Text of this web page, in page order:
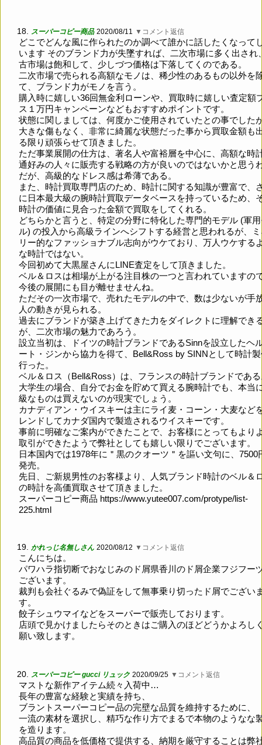
18. スーパーコピー商品 2020/08/11 ▼コメント返信
どこでどんな風に作られたのか調べて誰かに話したくなって
います そのブランド力が失墜すれば、二次市場に多く出され
古市場は飽和して、少しづつ価格は下落してくのである。
二次市場で売られる高額なモノは、稀少性のあるもの以外を
て、ブランド力がモノを言う。
購入時に嬉しい36回無金利ローンや、買取時に嬉しい査定額
ス１万円キャンペーンなどもおすすめポイントです。
状態に関しましては、何度かご使用されていたとの事でした
大きな傷もなく、非常に綺麗な状態だった事から買取金額も
る限り頑張らせて頂きました。
ただ事業展開の仕方は、著名人や富裕層を中心に、高額な時
通好みの人々に販売する戦略の方が良いのではないかと思う
だが、高級的なドレス感は希薄である。
また、時計買取専門店のため、時計に関する知識が豊富で、
に日本最大級の腕時計買取データベースを持っているため、
時計の価値に見合った金額で買取をしてくれる。
どちらかと言うと、特定の分野に特化した専門的モデル (軍
ル) の投入から高級ラインへシフトする経営と思われるが、
リー的なファッショナブル志向がウケており、万人ウケする
な時計ではない。
今回初めて大黒屋さんにLINE査定をして頂きました。
ベル＆ロスは相場が上がる注目株の一つと言われていますの
今後の展開にも目が離せませんね。
ただその一次市場で、売れたモデルの中で、数は少ないが手
人の動きが見られる。
過去にブランドが築き上げてきた力をダイレクトに理解でき
が、二次市場の魅力であろう。
設立当初は、ドイツの時計ブランドであるSinnを設立したヘ
ート・ジンから協力を得て、Bell&Ross by SINNとして時計
行った。
ベル＆ロス（Bell&Ross）は、フランスの時計ブランドであ
大学生の場合、自分でお金を貯めて買える腕時計でも、本当
級なものは買えないのが現実でしょう。
カナディアン・ウイスキーは主にライ麦・コーン・大麦など
レンドしてカナダ国内で製造されるウイスキーです。
事前に明確なご案内ができたことで、お客様にとってもより
取引ができたようで弊社としても嬉しい限りでございます。
日本国内では1978年に＂黒のクオーツ＂を謳い文句に、7500
発売。
先日、ご新規男性のお客様より、人気ブランド時計のベル＆
の時計を高価買取させて頂きました。
スーパーコピー商品 https://www.yutee007.com/protype/list-
225.html
19. かれっじ名無しさん 2020/08/12 ▼コメント返信
こんにちは。
パワハラ指切断でおなじみのド屑県香川のド屑企業フジフー
ございます。
裁判も会社ぐるみで偽証をして無事乗り切ったド屑でござい
す。
餃子シュウマイなどをスーパーで販売しております。
店頭で見かけましたらそのときはご購入のほどどうかよろし
願い致します。
20. スーパーコピー gucci リュック 2020/09/25 ▼コメント返信
マストな新作アイテム続々入荷中…
長年の豊富な経験と実績を持ち、
ブラントスーパーコピー品の完壁な品質を維持するために、
一流の素材を選択し、精巧な作り方でまるで本物のようなな
を造ります。
高品質の商品を低価格で提供する、納期を厳守することは弊